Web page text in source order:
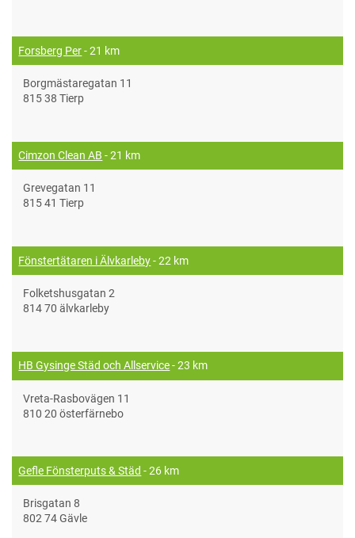
Forsberg Per- 21 km
Borgmästaregatan 11
815 38 Tierp
Cimzon Clean AB - 21 km
Grevegatan 11
815 41 Tierp
Fönstertätaren i Älvkarleby- 22 km
Folketshusgatan 2
814 70 älvkarleby
HB Gysinge Städ och Allservice- 23 km
Vreta-Rasbovägen 11
810 20 österfärnebo
Gefle Fönsterputs & Städ - 26 km
Brisgatan 8
802 74 Gävle